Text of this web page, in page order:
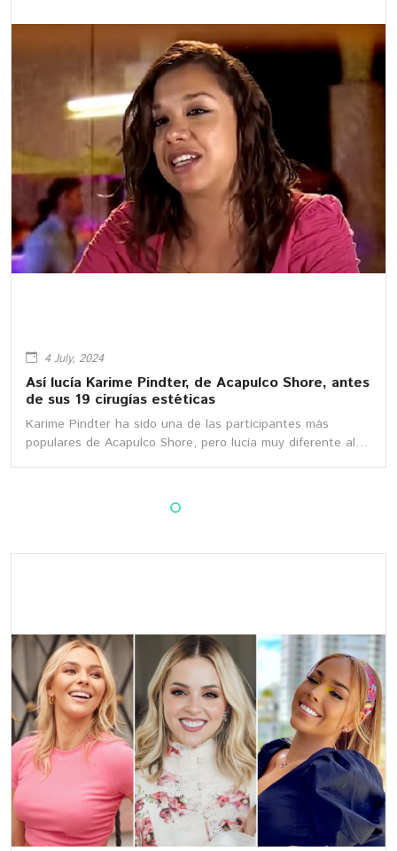
4 July, 2024
Así lucía Karime Pindter, de Acapulco Shore, antes
de sus 19 cirugías estéticas
Karime Pindter ha sido una de las participantes más
populares de Acapulco Shore, pero lucía muy diferente al